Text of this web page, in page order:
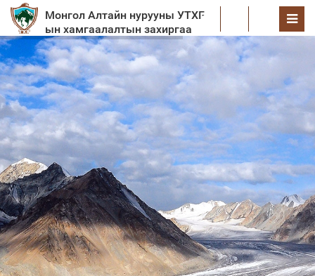
Монгол Алтайн нурууны УТХГ-
ын хамгаалалтын захиргаа